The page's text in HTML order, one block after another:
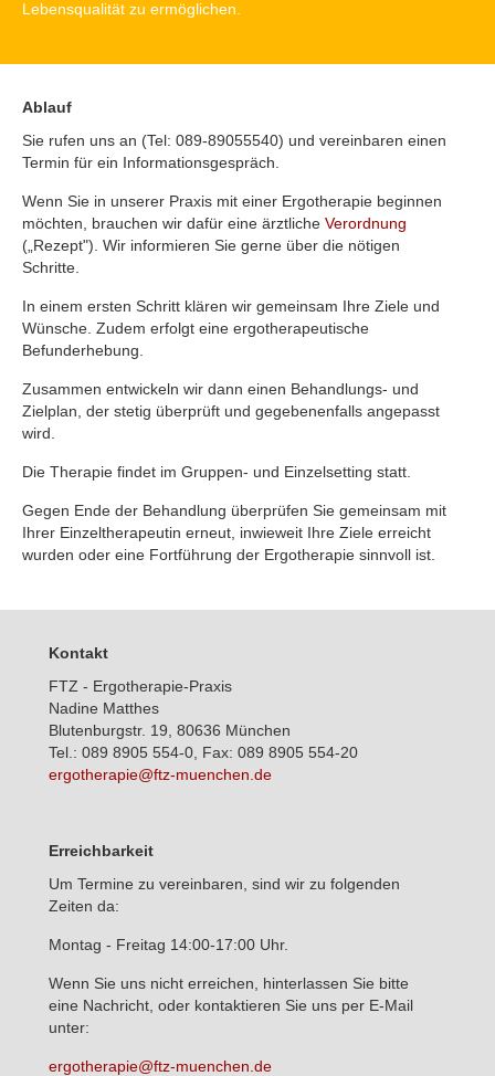
Lebensqualität zu ermöglichen.
Ablauf
Sie rufen uns an (Tel: 089-89055540) und vereinbaren einen
Termin für ein Informationsgespräch.
Wenn Sie in unserer Praxis mit einer Ergotherapie beginnen
möchten, brauchen wir dafür eine ärztliche Verordnung
(„Rezept"). Wir informieren Sie gerne über die nötigen
Schritte.
In einem ersten Schritt klären wir gemeinsam Ihre Ziele und
Wünsche. Zudem erfolgt eine ergotherapeutische
Befunderhebung.
Zusammen entwickeln wir dann einen Behandlungs- und
Zielplan, der stetig überprüft und gegebenenfalls angepasst
wird.
Die Therapie findet im Gruppen- und Einzelsetting statt.
Gegen Ende der Behandlung überprüfen Sie gemeinsam mit
Ihrer Einzeltherapeutin erneut, inwieweit Ihre Ziele erreicht
wurden oder eine Fortführung der Ergotherapie sinnvoll ist.
Kontakt
FTZ - Ergotherapie-Praxis
Nadine Matthes
Blutenburgstr. 19, 80636 München
Tel.: 089 8905 554-0, Fax: 089 8905 554-20
ergotherapie@ftz-muenchen.de
Erreichbarkeit
Um Termine zu vereinbaren, sind wir zu folgenden
Zeiten da:
Montag - Freitag 14:00-17:00 Uhr.
Wenn Sie uns nicht erreichen, hinterlassen Sie bitte
eine Nachricht, oder kontaktieren Sie uns per E-Mail
unter:
ergotherapie@ftz-muenchen.de